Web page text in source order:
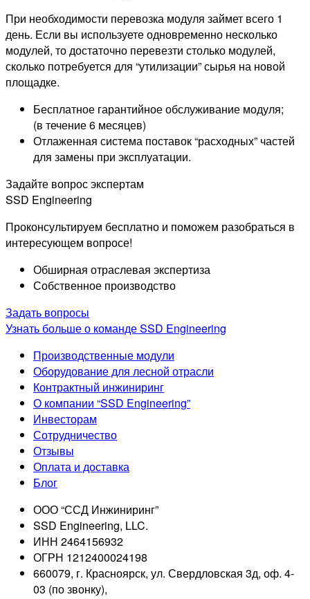
При необходимости перевозка модуля займет всего 1
день. Если вы используете одновременно несколько
модулей, то достаточно перевезти столько модулей,
сколько потребуется для “утилизации” сырья на новой
площадке.
Бесплатное гарантийное обслуживание модуля;
(в течение 6 месяцев)
Отлаженная система поставок “расходных” частей
для замены при эксплуатации.
Задайте вопрос экспертам
SSD Engineering
Проконсультируем бесплатно и поможем разобраться в
интересующем вопросе!
Обширная отраслевая экспертиза
Собственное производство
Задать вопросы
Узнать больше о команде SSD Engineering
Производственные модули
Оборудование для лесной отрасли
Контрактный инжиниринг
О компании “SSD Engineering”
Инвесторам
Сотрудничество
Отзывы
Оплата и доставка
Блог
ООО “ССД Инжиниринг”
SSD Engineering, LLC.
ИНН 2464156932
ОГРН 1212400024198
660079, г. Красноярск, ул. Свердловская 3д, оф. 4-
03 (по звонку),